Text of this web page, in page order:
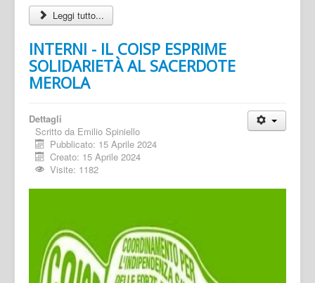
Leggi tutto...
INTERNI - IL COISP ESPRIME
SOLIDARIETÀ AL SACERDOTE
MEROLA
Dettagli
Scritto da Emilio Spiniello
Pubblicato: 15 Aprile 2024
Creato: 15 Aprile 2024
Visite: 1182